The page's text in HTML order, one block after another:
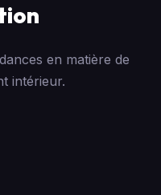
en matière de
intérieur.